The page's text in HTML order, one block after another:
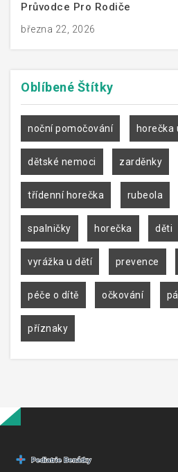
Průvodce Pro Rodiče
března 22, 2026
Oblíbené Štítky
noční pomočování horečka
dětské nemoci zarděnky
třídenní horečka rubeola
spalničky horečka děti
vyrážka u dětí prevence
péče o dítě očkování
příznaky